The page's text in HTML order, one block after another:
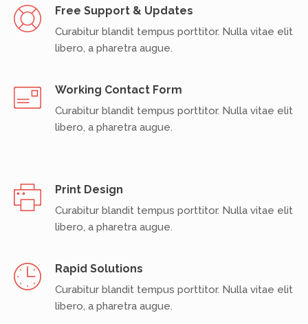
Free Support & Updates
Curabitur blandit tempus porttitor. Nulla vitae elit
libero, a pharetra augue.
Working Contact Form
Curabitur blandit tempus porttitor. Nulla vitae elit
libero, a pharetra augue.
Print Design
Curabitur blandit tempus porttitor. Nulla vitae elit
libero, a pharetra augue.
Rapid Solutions
Curabitur blandit tempus porttitor. Nulla vitae elit
libero, a pharetra augue.